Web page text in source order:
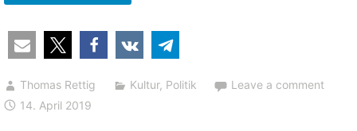
als
Siedlungsgebiet,
das
Thomas Rettig Kultur, Politik
Leave a comment
14. April 2019